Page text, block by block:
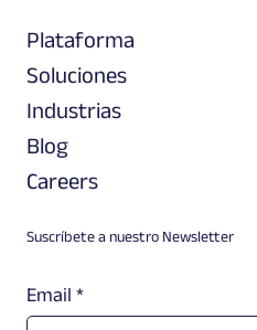
Plataforma
Soluciones
Industrias
Blog
Careers
Suscríbete a nuestro Newsletter
Email *